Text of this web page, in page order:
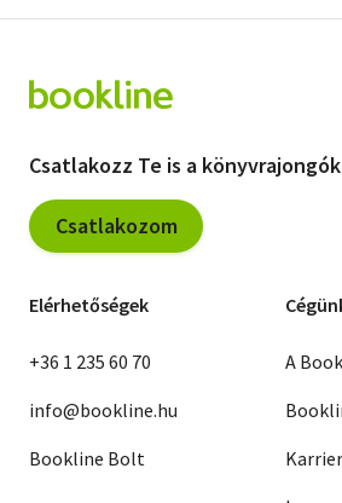
Csatlakozz Te is a
Csatlakozom
Elérhetőségek
+36 1 235 60 70
info@bookline.hu
Bookline Bolt
A
Karrier